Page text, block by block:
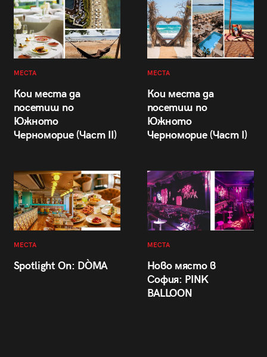
МЕСТА
Кои места да
посетиш по
Южното
Черноморие (Част II)
МЕСТА
Кои места да
посетиш по
Южното
Черноморие (Част I)
МЕСТА
Spotlight On: DÒMA
МЕСТА
Ново място в
София: PINK
BALLOON